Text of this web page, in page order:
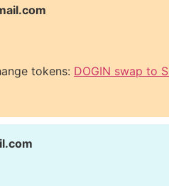
tokens: DOGIN swap to